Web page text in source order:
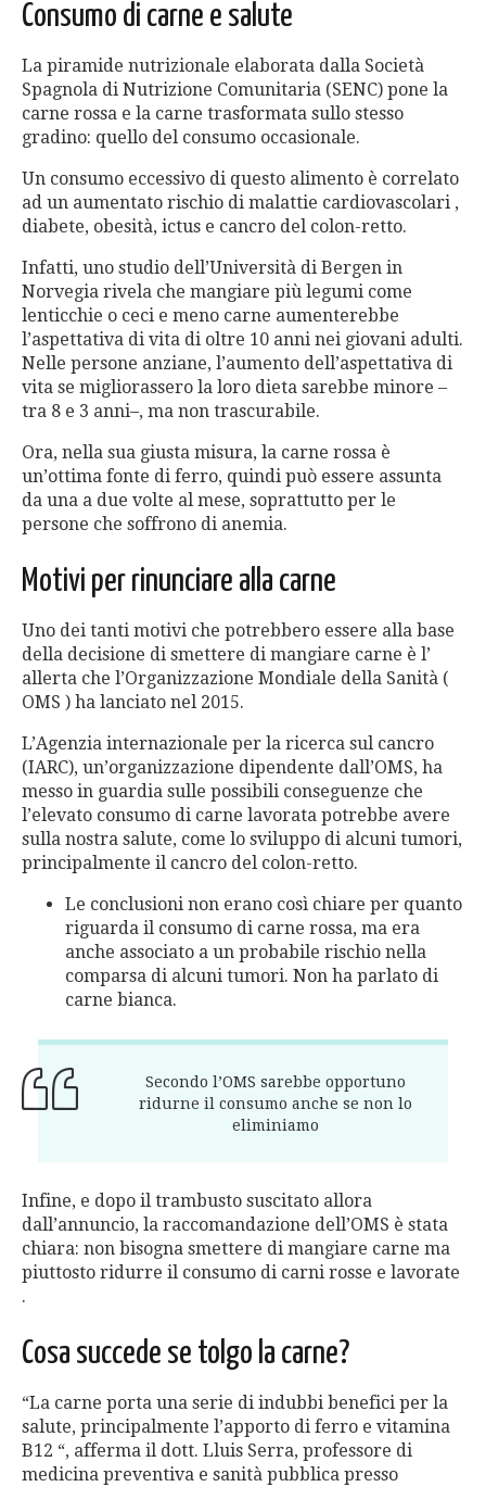
Consumo di carne e salute
La piramide nutrizionale elaborata dalla Società
Spagnola di Nutrizione Comunitaria (SENC) pone la
carne rossa e la carne trasformata sullo stesso
gradino: quello del consumo occasionale.
Un consumo eccessivo di questo alimento è correlato
ad un aumentato rischio di malattie cardiovascolari ,
diabete, obesità, ictus e cancro del colon-retto.
Infatti, uno studio dell’Università di Bergen in
Norvegia rivela che mangiare più legumi come
lenticchie o ceci e meno carne aumenterebbe
l’aspettativa di vita di oltre 10 anni nei giovani adulti.
Nelle persone anziane, l’aumento dell’aspettativa di
vita se migliorassero la loro dieta sarebbe minore –
tra 8 e 3 anni–, ma non trascurabile.
Ora, nella sua giusta misura, la carne rossa è
un’ottima fonte di ferro, quindi può essere assunta
da una a due volte al mese, soprattutto per le
persone che soffrono di anemia.
Motivi per rinunciare alla carne
Uno dei tanti motivi che potrebbero essere alla base
della decisione di smettere di mangiare carne è l’
allerta che l’Organizzazione Mondiale della Sanità (
OMS ) ha lanciato nel 2015.
L’Agenzia internazionale per la ricerca sul cancro
(IARC), un’organizzazione dipendente dall’OMS, ha
messo in guardia sulle possibili conseguenze che
l’elevato consumo di carne lavorata potrebbe avere
sulla nostra salute, come lo sviluppo di alcuni tumori,
principalmente il cancro del colon-retto.
Le conclusioni non erano così chiare per quanto
riguarda il consumo di carne rossa, ma era
anche associato a un probabile rischio nella
comparsa di alcuni tumori. Non ha parlato di
carne bianca.
Secondo l’OMS sarebbe opportuno
ridurne il consumo anche se non lo
eliminiamo
Infine, e dopo il trambusto suscitato allora
dall’annuncio, la raccomandazione dell’OMS è stata
chiara: non bisogna smettere di mangiare carne ma
piuttosto ridurre il consumo di carni rosse e lavorate
.
Cosa succede se tolgo la carne?
“La carne porta una serie di indubbi benefici per la
salute, principalmente l’apporto di ferro e vitamina
B12 “, afferma il dott. Lluis Serra, professore di
medicina preventiva e sanità pubblica presso